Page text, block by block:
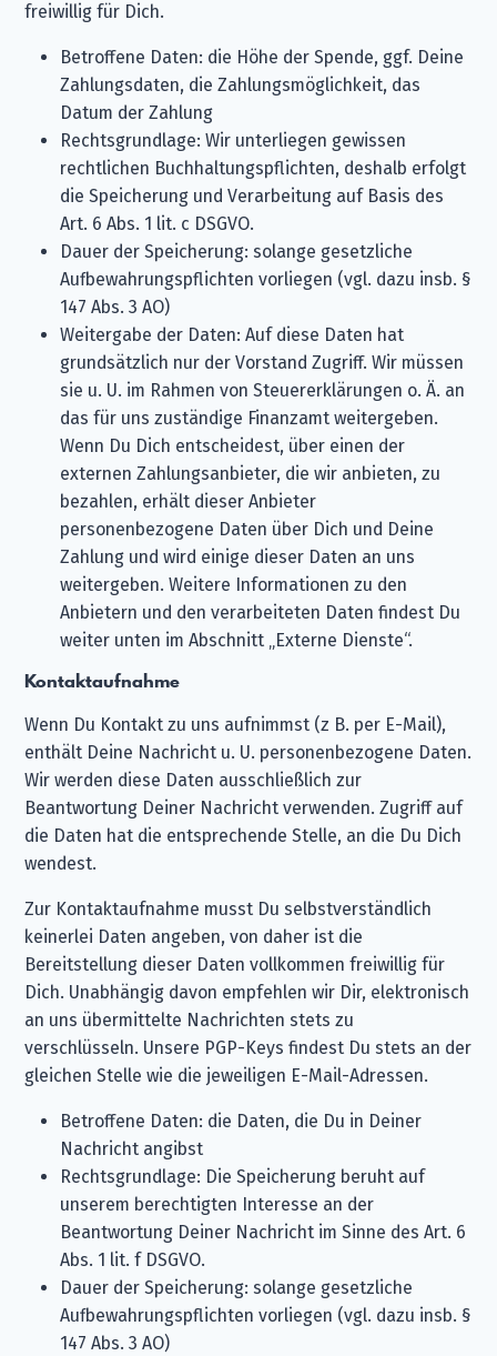
freiwillig für Dich.
Betroffene Daten: die Höhe der Spende, ggf. Deine
Zahlungsdaten, die Zahlungsmöglichkeit, das
Datum der Zahlung
Rechtsgrundlage: Wir unterliegen gewissen
rechtlichen Buchhaltungspflichten, deshalb erfolgt
die Speicherung und Verarbeitung auf Basis des
Art. 6 Abs. 1 lit. c DSGVO.
Dauer der Speicherung: solange gesetzliche
Aufbewahrungspflichten vorliegen (vgl. dazu insb. §
147 Abs. 3 AO)
Weitergabe der Daten: Auf diese Daten hat
grundsätzlich nur der Vorstand Zugriff. Wir müssen
sie u. U. im Rahmen von Steuererklärungen o. Ä. an
das für uns zuständige Finanzamt weitergeben.
Wenn Du Dich entscheidest, über einen der
externen Zahlungsanbieter, die wir anbieten, zu
bezahlen, erhält dieser Anbieter
personenbezogene Daten über Dich und Deine
Zahlung und wird einige dieser Daten an uns
weitergeben. Weitere Informationen zu den
Anbietern und den verarbeiteten Daten findest Du
weiter unten im Abschnitt „Externe Dienste“.
Kontaktaufnahme
Wenn Du Kontakt zu uns aufnimmst (z B. per E-Mail),
enthält Deine Nachricht u. U. personenbezogene Daten.
Wir werden diese Daten ausschließlich zur
Beantwortung Deiner Nachricht verwenden. Zugriff auf
die Daten hat die entsprechende Stelle, an die Du Dich
wendest.
Zur Kontaktaufnahme musst Du selbstverständlich
keinerlei Daten angeben, von daher ist die
Bereitstellung dieser Daten vollkommen freiwillig für
Dich. Unabhängig davon empfehlen wir Dir, elektronisch
an uns übermittelte Nachrichten stets zu
verschlüsseln. Unsere PGP-Keys findest Du stets an der
gleichen Stelle wie die jeweiligen E-Mail-Adressen.
Betroffene Daten: die Daten, die Du in Deiner
Nachricht angibst
Rechtsgrundlage: Die Speicherung beruht auf
unserem berechtigten Interesse an der
Beantwortung Deiner Nachricht im Sinne des Art. 6
Abs. 1 lit. f DSGVO.
Dauer der Speicherung: solange gesetzliche
Aufbewahrungspflichten vorliegen (vgl. dazu insb. §
147 Abs. 3 AO)